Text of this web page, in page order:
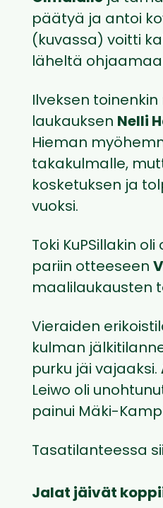
päätyä ja antoi
(kuvassa) voitti
läheltä
Ilveksen
laukauksen Nelli
Hieman
takakulmalle,
kosketuksen ja
vuoksi.
Toki KuPSillakin
pariin otteeseen
maalilaukausten
Vieraiden
kulman
purku jäi vajaaksi.
Leiwo oli
painui Mäki-
Tasatilanteessa
Jalat jäivät